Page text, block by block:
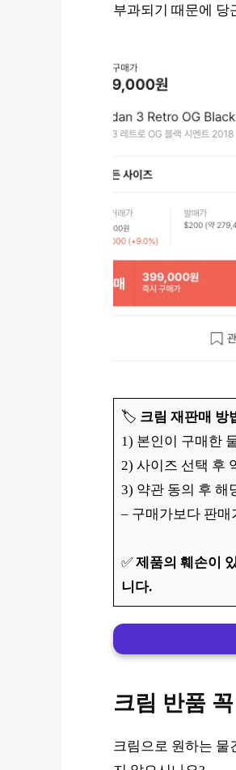
부과되기 때문에 당
🏷️ 크림 재판매 방
1) 본인이 구매한
2) 사이즈 선택 후
3) 약관 동의 후 해
– 구매가보다 판매
✅ 제품의 훼손이
니다.
크림 반품
크림으로 원하는 물